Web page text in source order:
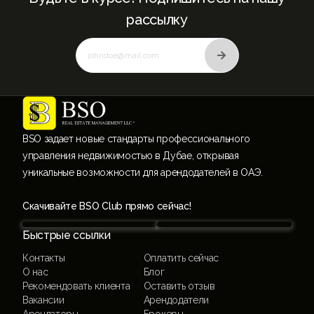
BSO задает новые стандарты профессионального
управления недвижимостью в Дубае, открывая
уникальные возможности для арендодателей в ОАЭ.
Скачивайте BSO Club прямо сейчас!
Быстрые ссылки
Контакты
Оплатить сейчас
О нас
Блог
Рекомендовать клиента
Оставить отзыв
Вакансии
Арендодатели
рассылку